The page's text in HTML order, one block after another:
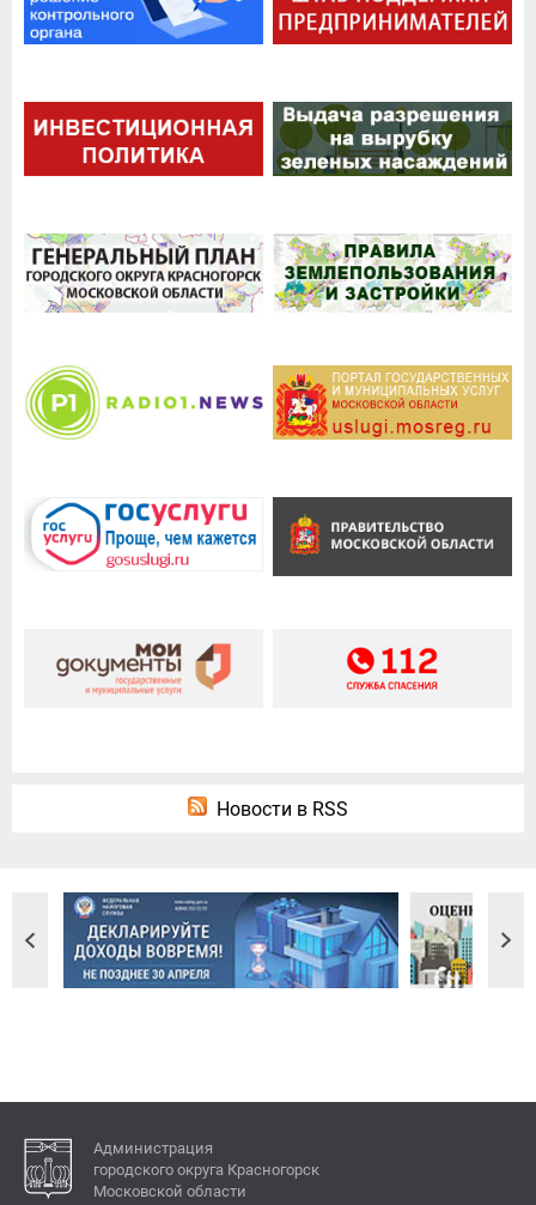
Новости в RSS
Администрация
городского округа Красногорск
Московской области